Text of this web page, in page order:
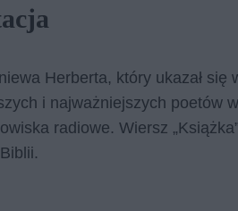
Herberta, który ukazał
i najważniejszych poetów
radiowe. Wiersz